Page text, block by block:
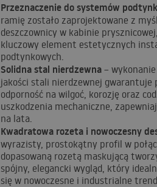
Przeznaczenie do systemów
ramię zostało zaprojektowane z
deszczownicy w kabinie
kluczowy element estetycznych
podtynkowych.
Solidna stal nierdzewna –
jakości stali nierdzewnej gwarantuje
odporność na wilgoć, korozję oraz
uszkodzenia mechaniczne,
na lata.
Kwadratowa rozeta i nowoczesny
wyrazisty, prostokątny profil w
dopasowaną rozetą maskującą
spójny, elegancki wygląd, który
się w nowoczesne i industrialne